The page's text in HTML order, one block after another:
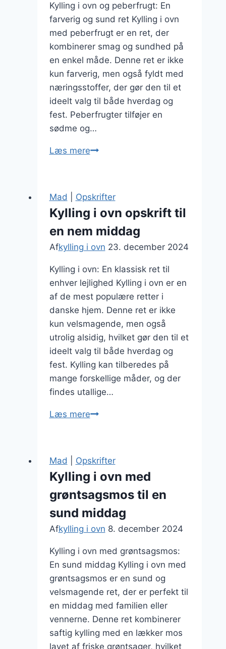
Kylling i ovn og peberfrugt: En
farverig og sund ret Kylling i ovn
med peberfrugt er en ret, der
kombinerer smag og sundhed på
en enkel måde. Denne ret er ikke
kun farverig, men også fyldt med
næringsstoffer, der gør den til et
ideelt valg til både hverdag og
fest. Peberfrugter tilføjer en
sødme og…
Læs mereKylling
og
som
farverig
ret
Mad Opskrifter
Kylling i ovn opskrift til
en nem middag
Afkylling i ovn 23. december 2024
Kylling i ovn: En klassisk ret til
enhver lejlighed Kylling i ovn er en
af de mest populære retter i
danske hjem. Denne ret er ikke
kun velsmagende, men også
utrolig alsidig, hvilket gør den til et
ideelt valg til både hverdag og
fest. Kylling kan tilberedes på
mange forskellige måder, og der
findes utallige…
Læs mereKylling
opskrift
en
nem
middag
Mad Opskrifter
Kylling i ovn med
grøntsagsmos til en
sund middag
Afkylling i ovn 8. december 2024
Kylling i ovn med grøntsagsmos:
En sund middag Kylling i ovn med
grøntsagsmos er en sund og
velsmagende ret, der er perfekt til
en middag med familien eller
vennerne. Denne ret kombinerer
saftig kylling med en lækker mos
lavet af friske grøntsager, hvilket